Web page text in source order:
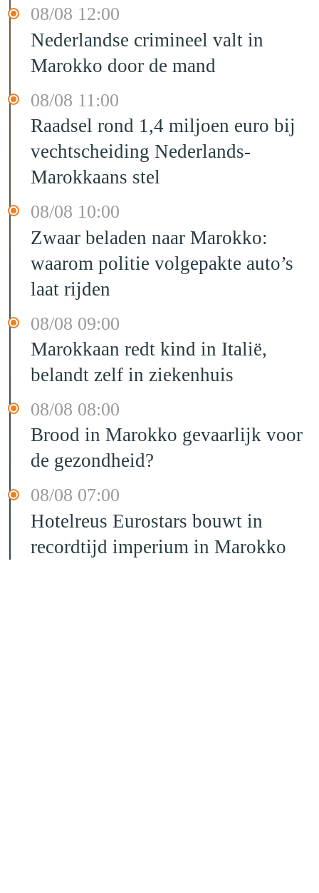
08/08 12:00
Nederlandse crimineel valt in
Marokko door de mand
08/08 11:00
Raadsel rond 1,4 miljoen euro bij
vechtscheiding Nederlands-
Marokkaans stel
08/08 10:00
Zwaar beladen naar Marokko:
waarom politie volgepakte auto’s
laat rijden
08/08 09:00
Marokkaan redt kind in Italië,
belandt zelf in ziekenhuis
08/08 08:00
Brood in Marokko gevaarlijk voor
de gezondheid?
08/08 07:00
Hotelreus Eurostars bouwt in
recordtijd imperium in Marokko